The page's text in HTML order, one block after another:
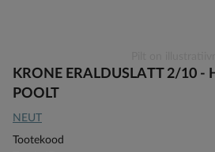
to
the
of
the
KRONE ERALDUSLATT 2/10
POOLT
NEUT
Tootekood